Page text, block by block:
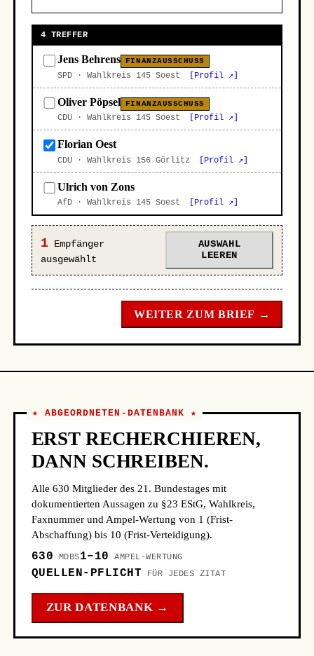
4 TREFFER
Jens Behrens FINANZAUSSCHUSS
SPD · Wahlkreis 145 Soest [Profil ↗]
Oliver Pöpsel FINANZAUSSCHUSS
CDU · Wahlkreis 145 Soest [Profil ↗]
Florian Oest
CDU · Wahlkreis 156 Görlitz [Profil ↗]
Ulrich von Zons
AfD · Wahlkreis 145 Soest [Profil ↗]
1 Empfänger
ausgewählt
AUSWAHL
LEEREN
WEITER ZUM BRIEF →
★ ABGEORDNETEN-DATENBANK ★
ERST RECHERCHIEREN,
DANN SCHREIBEN.
Alle 630 Mitglieder des 21. Bundestages mit
dokumentierten Aussagen zu §23 EStG, Wahlkreis,
Faxnummer und Ampel-Wertung von 1 (Frist-
Abschaffung) bis 10 (Frist-Verteidigung).
630 MDBS1–10 AMPEL-WERTUNG
QUELLEN-PFLICHT FÜR JEDES ZITAT
ZUR DATENBANK →